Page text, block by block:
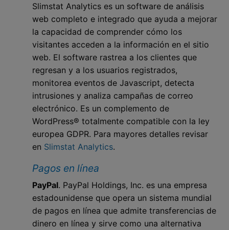
Slimstat Analytics es un software de análisis
web completo e integrado que ayuda a mejorar
la capacidad de comprender cómo los
visitantes acceden a la información en el sitio
web. El software rastrea a los clientes que
regresan y a los usuarios registrados,
monitorea eventos de Javascript, detecta
intrusiones y analiza campañas de correo
electrónico. Es un complemento de
WordPress® totalmente compatible con la ley
europea GDPR. Para mayores detalles revisar
en Slimstat Analytics.
Pagos en línea
PayPal. PayPal Holdings, Inc. es una empresa
estadounidense que opera un sistema mundial
de pagos en línea que admite transferencias de
dinero en línea y sirve como una alternativa